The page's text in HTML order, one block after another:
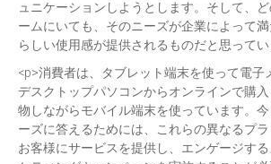
ュニケーションしようとします。そして、
ームにいても、そのニーズが企業によって
らしい使用感が提供されるものだと思って
<p>消費者は、タブレット端末を使って電子
デスクトップパソコンからオンラインで購
物しながらモバイル端末を使っています。
ーズに答えるためには、これらの異なるプ
お客様にサービスを提供し、エンゲージす